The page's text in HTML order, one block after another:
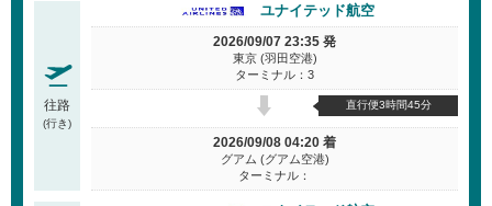
往路
(行き)
ユナイテッド航空
2026/09/07 23:35 発
東京 (羽田空港)
ターミナル：3
直行便3時間45分
2026/09/08 04:20 着
グアム (グアム空港)
ターミナル：